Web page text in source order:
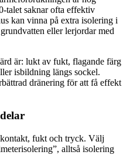
talet saknar ofta effektiv
kan vinna på extra isolering i
eller lerjordar med
är: lukt av fukt, flagande färg
isbildning längs sockel.
dränering för att få effekt
fukt och tryck. Välj
alltså isolering